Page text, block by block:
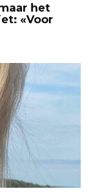
het
«Voor